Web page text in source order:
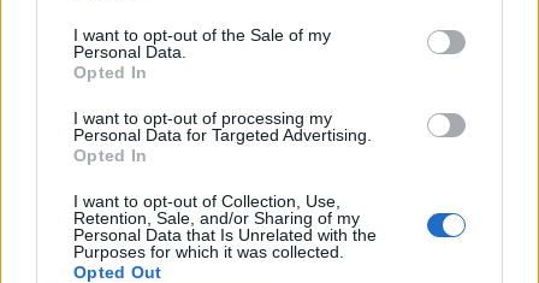
I want to opt-out of the Sale of my
Personal Data.
Opted In
I want to opt-out of processing my
Personal Data for Targeted Advertising.
Opted In
I want to opt-out of Collection, Use,
Retention, Sale, and/or Sharing of my
Personal Data that Is Unrelated with the
Purposes for which it was collected.
Opted Out
mého srdce,,,s vzácnou
myšlenkou,velmi příjemného
PORTÁL